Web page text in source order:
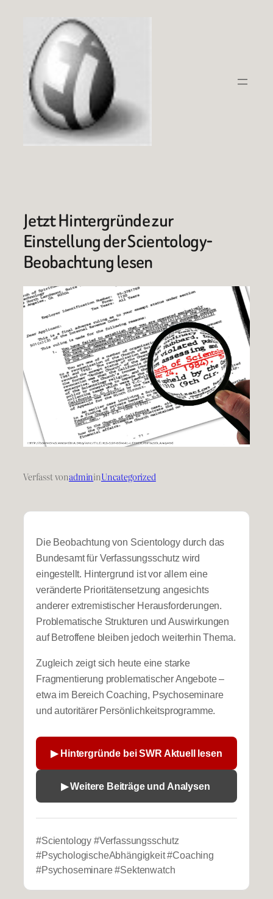
springen
Jetzt Hintergründe zur
Einstellung der Scientology-
Beobachtung lesen
Verfasst vonadmininUncategorized
Die Beobachtung von Scientology durch das
Bundesamt für Verfassungsschutz wird
eingestellt. Hintergrund ist vor allem eine
veränderte Prioritätensetzung angesichts
anderer extremistischer Herausforderungen.
Problematische Strukturen und Auswirkungen
auf Betroffene bleiben jedoch weiterhin Thema.
Zugleich zeigt sich heute eine starke
Fragmentierung problematischer Angebote –
etwa im Bereich Coaching, Psychoseminare
und autoritärer Persönlichkeitsprogramme.
▶ Hintergründe bei SWR Aktuell lesen
▶ Weitere Beiträge und Analysen
#Scientology #Verfassungsschutz
#PsychologischeAbhängigkeit #Coaching
#Psychoseminare #Sektenwatch